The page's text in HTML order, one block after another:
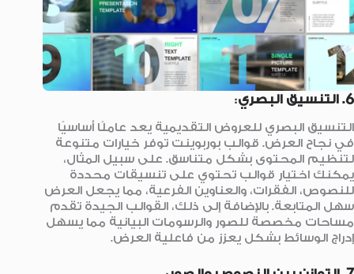
6. التنسيق البصري :
التنسيق البصري للعروض التقديمية يعد عاملًا أساسيًا
في نجاح العرض. قوالب بوربوينت توفر خيارات متنوعة
لتنظيم المحتوى بشكل متناسق. على سبيل المثال،
يمكنك اختيار قوالب تحتوي على تنسيقات محددة
للنصوص، الفقرات، والعناوين الفرعية، مما يجعل العرض
سهل المتابعة. بالإضافة إلى ذلك، القوالب الجيدة تقدم
مساحات مخصصة للصور والرسومات البيانية مما يسهل
إدراج الوسائط بشكل يعزز من فاعلية العرض.